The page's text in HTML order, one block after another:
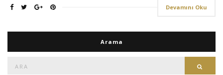
Devamını Oku
Arama